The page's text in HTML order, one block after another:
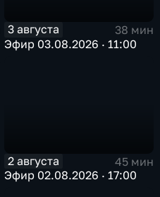
3 августа
38 мин
Эфир 03.08.2026 · 11:00
2 августа
45 мин
Эфир 02.08.2026 · 17:00